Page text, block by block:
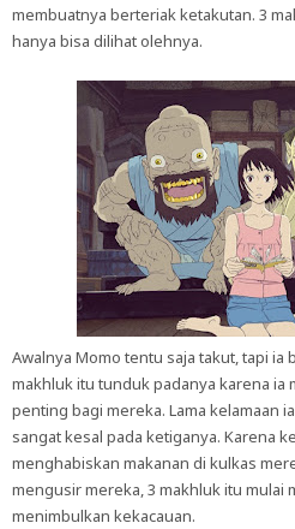
membuatnya berteriak ketakutan. 3
hanya bisa dilihat olehnya.
Awalnya Momo tentu saja takut, tapi ia
makhluk itu tunduk padanya karena ia
penting bagi mereka. Lama kelamaan
sangat kesal pada ketiganya. Karena
menghabiskan makanan di kulkas
mengusir mereka, 3 makhluk itu mulai
menimbulkan kekacauan.